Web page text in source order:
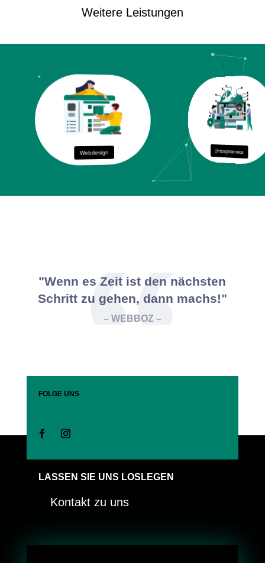
Weitere Leistungen
Webdesign Umzugsservice
"Wenn es Zeit ist den nächsten
Schritt zu gehen, dann machs!"
– WEBBOZ –
FOLGE UNS
LASSEN SIE UNS LOSLEGEN
Kontakt zu uns